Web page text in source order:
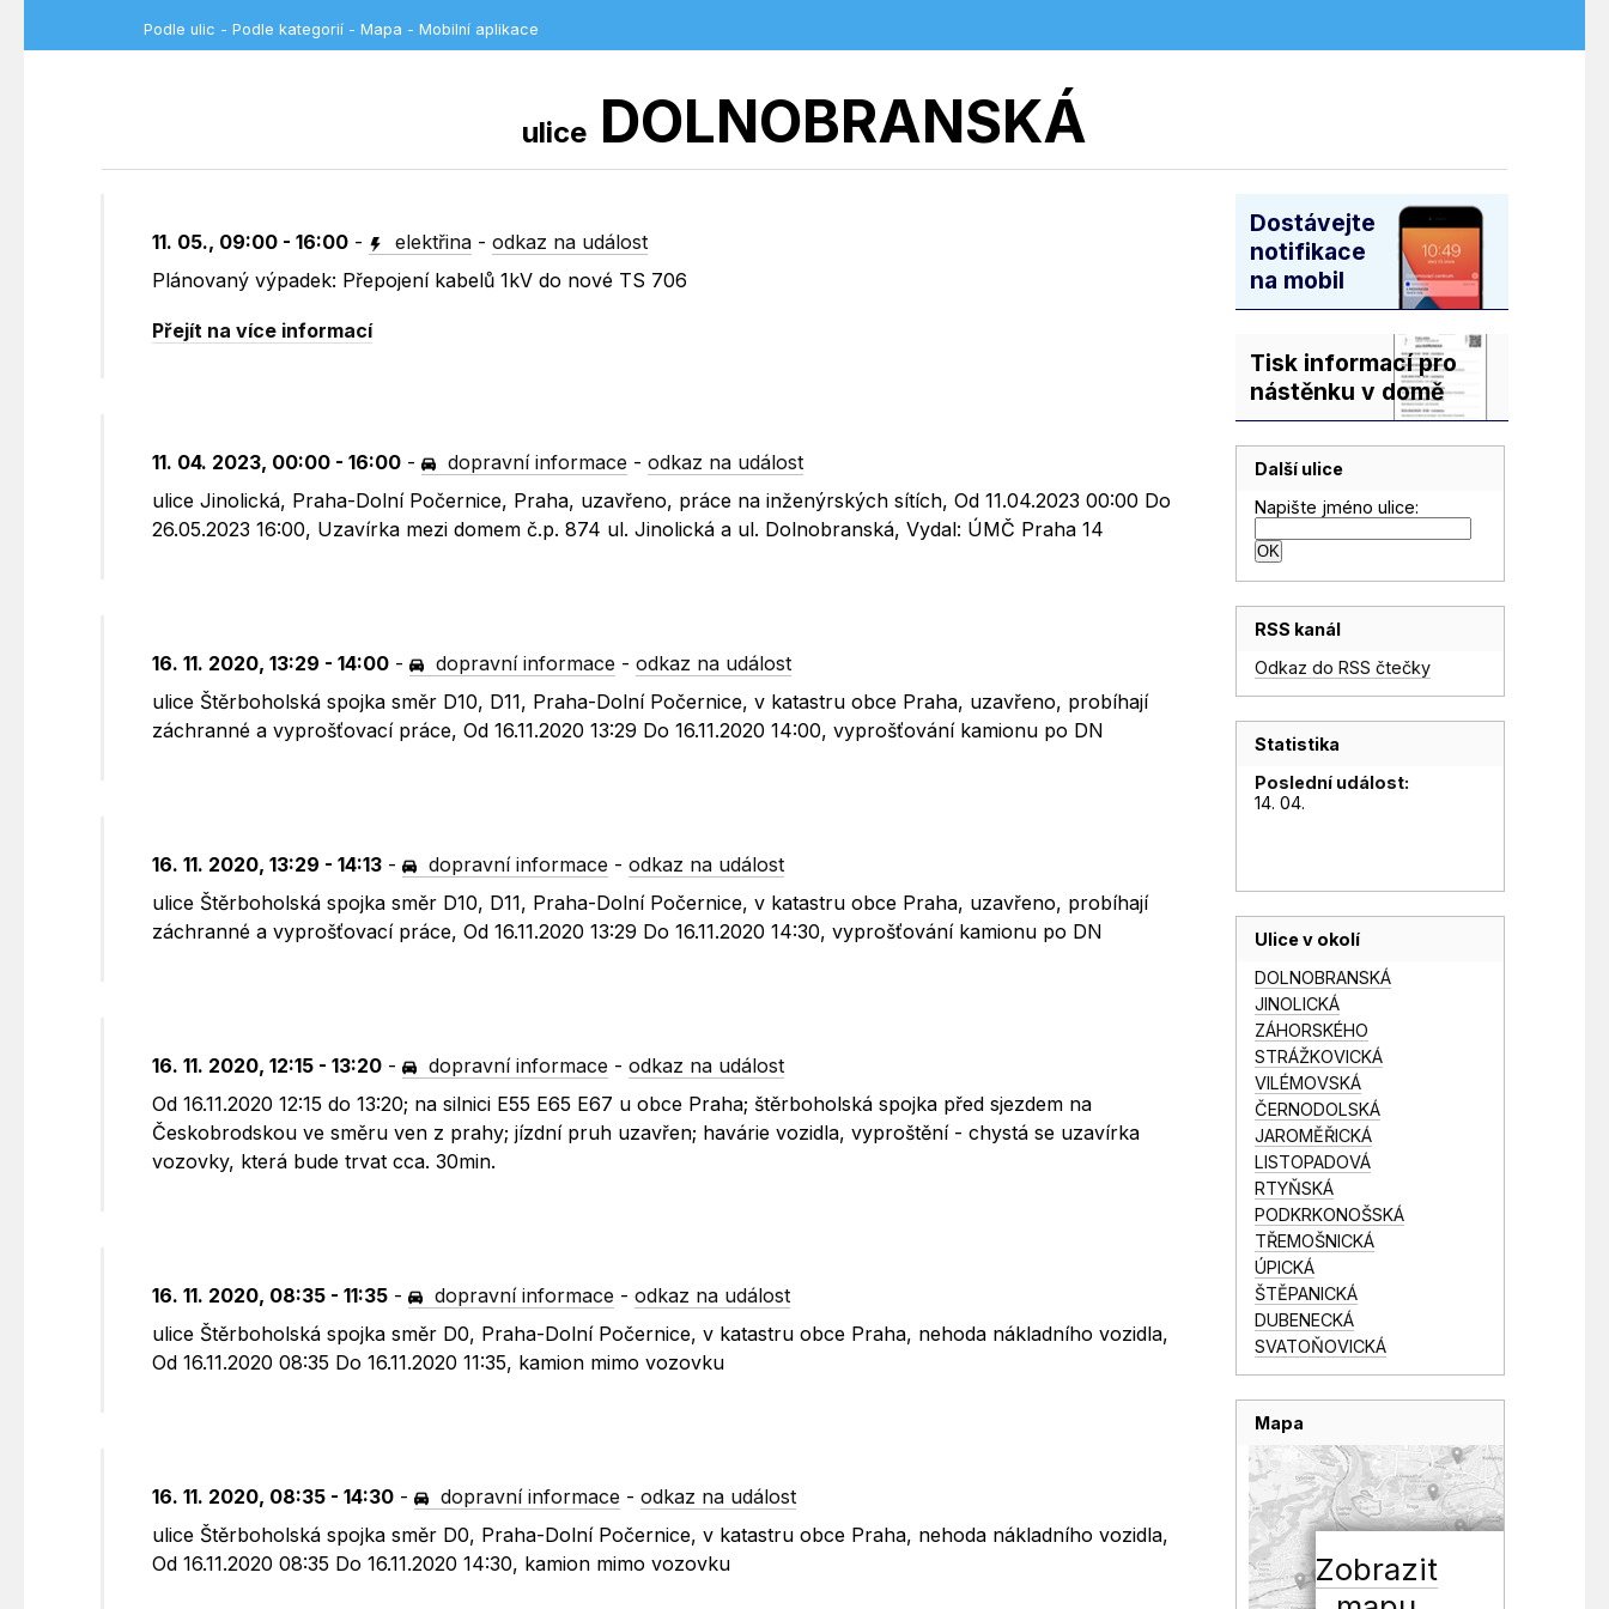
Podle ulic - Podle kategorií - Mapa - Mobilní aplikace
ulice DOLNOBRANSKÁ
11. 05., 09:00 - 16:00 - elektřina -odkaz na událost
Plánovaný výpadek: Přepojení kabelů 1kV do nové TS 706
Přejít na více informací
11. 04. 2023, 00:00 - 16:00 - dopravní informace -odkaz na událost
ulice Jinolická, Praha-Dolní Počernice, Praha, uzavřeno, práce na inženýrských sítích, Od 11.04.2023 00:00 Do
26.05.2023 16:00, Uzavírka mezi domem č.p. 874 ul. Jinolická a ul. Dolnobranská, Vydal: ÚMČ Praha 14
16. 11. 2020, 13:29 - 14:00 - dopravní informace -odkaz na událost
ulice Štěrboholská spojka směr D10, D11, Praha-Dolní Počernice, v katastru obce Praha, uzavřeno, probíhají
záchranné a vyprošťovací práce, Od 16.11.2020 13:29 Do 16.11.2020 14:00, vyprošťování kamionu po DN
16. 11. 2020, 13:29 - 14:13 - dopravní informace -odkaz na událost
ulice Štěrboholská spojka směr D10, D11, Praha-Dolní Počernice, v katastru obce Praha, uzavřeno, probíhají
záchranné a vyprošťovací práce, Od 16.11.2020 13:29 Do 16.11.2020 14:30, vyprošťování kamionu po DN
16. 11. 2020, 12:15 - 13:20 - dopravní informace -odkaz na událost
Od 16.11.2020 12:15 do 13:20; na silnici E55 E65 E67 u obce Praha; štěrboholská spojka před sjezdem na
Českobrodskou ve směru ven z prahy; jízdní pruh uzavřen; havárie vozidla, vyproštění - chystá se uzavírka
vozovky, která bude trvat cca. 30min.
16. 11. 2020, 08:35 - 11:35 - dopravní informace -odkaz na událost
ulice Štěrboholská spojka směr D0, Praha-Dolní Počernice, v katastru obce Praha, nehoda nákladního vozidla,
Od 16.11.2020 08:35 Do 16.11.2020 11:35, kamion mimo vozovku
16. 11. 2020, 08:35 - 14:30 - dopravní informace -odkaz na událost
ulice Štěrboholská spojka směr D0, Praha-Dolní Počernice, v katastru obce Praha, nehoda nákladního vozidla,
Od 16.11.2020 08:35 Do 16.11.2020 14:30, kamion mimo vozovku
Dostávejte
notifikace
na mobil
Tisk informací pro
nástěnku v domě
Další ulice
Napište jméno ulice:
RSS kanál
Odkaz do RSS čtečky
Statistika
Poslední událost:
14. 04.
Ulice v okolí
DOLNOBRANSKÁ
JINOLICKÁ
ZÁHORSKÉHO
STRÁŽKOVICKÁ
VILÉMOVSKÁ
ČERNODOLSKÁ
JAROMĚŘICKÁ
LISTOPADOVÁ
RTYŇSKÁ
PODKRKONOŠSKÁ
TŘEMOŠNICKÁ
ÚPICKÁ
ŠTĚPANICKÁ
DUBENECKÁ
SVATOŇOVICKÁ
Mapa
Zobrazit